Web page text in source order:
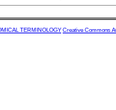
TERMINOLOGY Creative Commons